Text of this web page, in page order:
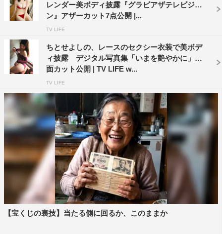
レンダー美ボディ披露『グラビアザテレビジョ
ン』アザーカット7点公開 |...
TV LIFE
ちとせよしの、レースのセクシー衣装で美ボデ
ィ披露 デジタル写真集「いまを艶やかに」誌
面カット公開 | TV LIFE w...
TV LIFE
【宝くじの裏技】当たる側に回るか、このままか